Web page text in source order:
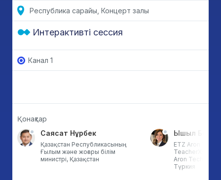
Республика сарайы, Концерт залы
Интерактивті сессия
Канал 1
Қонақтар
Саясат Нұрбек
Қазақстан Республикасының
Ғылым және жоғары білім
министрі, Қазақстан
Ышыл Бой
ETZ Aron
TeacherX-тің
Aron
Түркия